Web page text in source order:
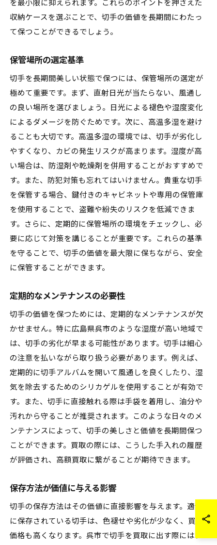
を最小限に抑えられます。これらのポイントを押さえた
収納ケースを選ぶことで、切手の価値を長期間にわたっ
て保つことができるでしょう。
保管場所の選定基準
切手を長期間美しい状態で保つには、保管場所の選定が
極めて重要です。まず、直射日光が当たらない、風通し
の良い場所を選びましょう。日光による褪色や湿度変化
によるダメージを防ぐためです。次に、高温多湿を避け
ることも大切です。高温多湿の環境では、切手が劣化し
やすくなり、カビの発生リスクが高まります。湿度が高
い場合は、防湿剤や乾燥剤を併用することがおすすめで
す。また、防犯対策も忘れてはいけません。貴重な切手
を保管する場合、鍵付きのキャビネットや専用の保管庫
を使用することで、盗難や紛失のリスクを低減できま
す。さらに、定期的に保管場所の環境をチェックし、必
要に応じて対策を講じることが重要です。これらの基準
を守ることで、切手の価値を最大限に保ちながら、安全
に保管することができます。
定期的なメンテナンスの必要性
切手の価値を保つためには、定期的なメンテナンスが欠
かせません。特に広島県呉市のような湿度が高い地域で
は、切手の劣化が早まる可能性があります。切手は細心
の注意を払いながら取り扱う必要があります。例えば、
定期的に切手アルバムを開いて風通しを良くしたり、湿
気を除去するためのシリカゲルを使用することが有効で
す。また、切手に直接触れる際は手袋を着用し、油分や
汚れから守ることが推奨されます。このような日々のメ
ンテナンスによって、切手の美しさと価値を長期間保つ
ことができます。買取の際には、こうした手入れの履歴
が評価され、高額買取に繋がることが期待できます。
保存方法が価値に与える影響
切手の保存方法はその価値に直接影響を与えます。適切
に保存されている切手は、色褪せや劣化が少なく、買取
価格も高くなります。呉市で切手を買取に出す際には、